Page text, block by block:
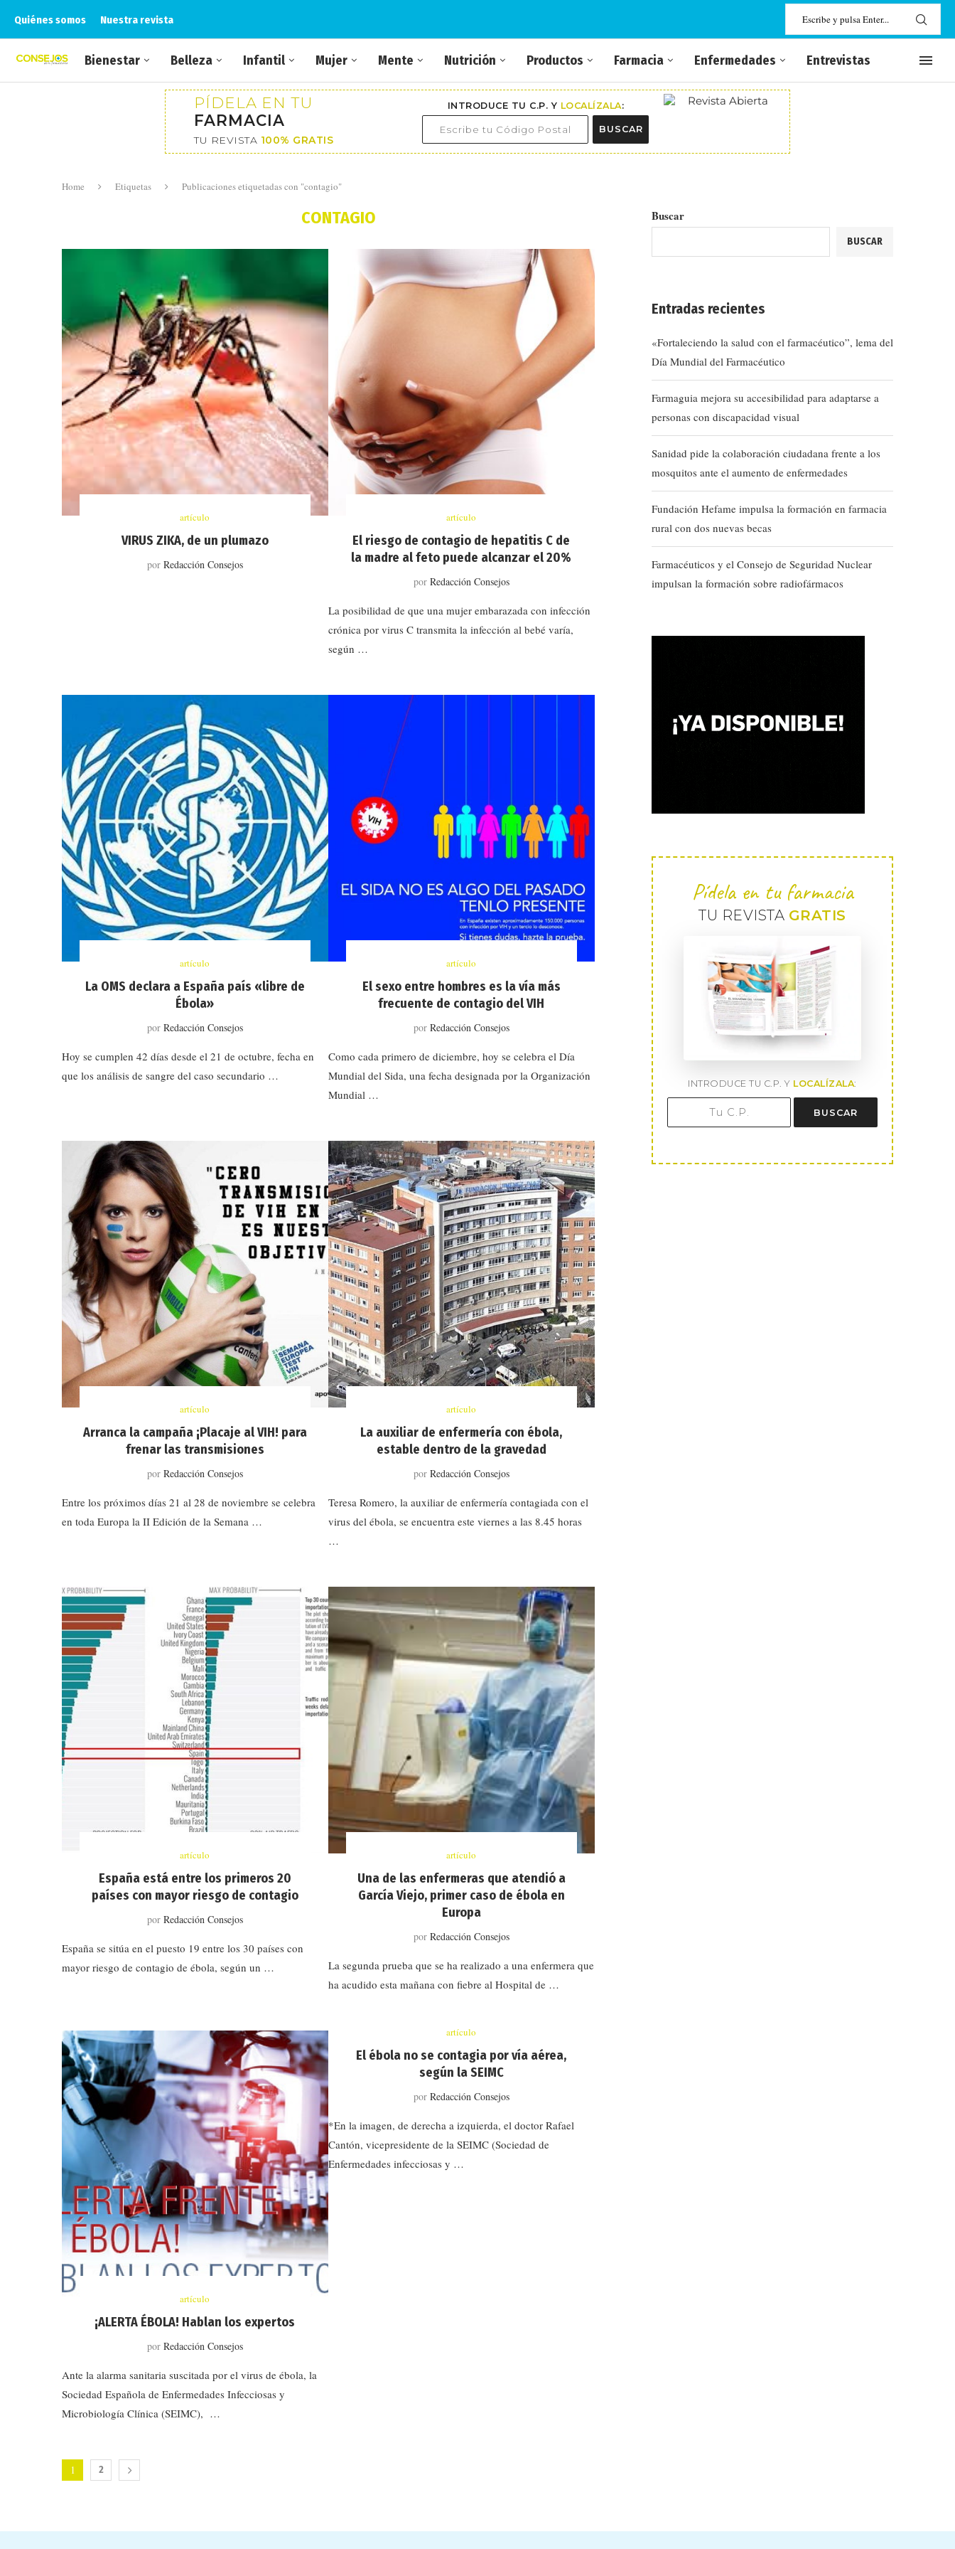
Quiénes somos Nuestra revista
Bienestar Belleza Infantil Mujer Mente Nutrición Productos Farmacia Enfermedades Entrevistas
PÍDELA EN TU
FARMACIA
TU REVISTA 100% GRATIS
INTRODUCE TU C.P. Y LOCALÍZALA:
BUSCAR
Home Etiquetas Publicaciones etiquetadas con "contagio"
CONTAGIO
artículo
VIRUS ZIKA, de un plumazo
por Redacción Consejos
artículo
El riesgo de contagio de hepatitis C de
la madre al feto puede alcanzar el 20%
por Redacción Consejos
La posibilidad de que una mujer embarazada con infección
crónica por virus C transmita la infección al bebé varía,
según …
artículo
La OMS declara a España país «libre de
Ébola»
por Redacción Consejos
Hoy se cumplen 42 días desde el 21 de octubre, fecha en
que los análisis de sangre del caso secundario …
artículo
El sexo entre hombres es la vía más
frecuente de contagio del VIH
por Redacción Consejos
Como cada primero de diciembre, hoy se celebra el Día
Mundial del Sida, una fecha designada por la Organización
Mundial …
artículo
Arranca la campaña ¡Placaje al VIH! para
frenar las transmisiones
por Redacción Consejos
Entre los próximos días 21 al 28 de noviembre se celebra
en toda Europa la II Edición de la Semana …
artículo
La auxiliar de enfermería con ébola,
estable dentro de la gravedad
por Redacción Consejos
Teresa Romero, la auxiliar de enfermería contagiada con el
virus del ébola, se encuentra este viernes a las 8.45 horas
…
artículo
España está entre los primeros 20
países con mayor riesgo de contagio
por Redacción Consejos
España se sitúa en el puesto 19 entre los 30 países con
mayor riesgo de contagio de ébola, según un …
artículo
Una de las enfermeras que atendió a
García Viejo, primer caso de ébola en
Europa
por Redacción Consejos
La segunda prueba que se ha realizado a una enfermera que
ha acudido esta mañana con fiebre al Hospital de …
artículo
¡ALERTA ÉBOLA! Hablan los expertos
por Redacción Consejos
Ante la alarma sanitaria suscitada por el virus de ébola, la
Sociedad Española de Enfermedades Infecciosas y
Microbiología Clínica (SEIMC), …
artículo
El ébola no se contagia por vía aérea,
según la SEIMC
por Redacción Consejos
*En la imagen, de derecha a izquierda, el doctor Rafael
Cantón, vicepresidente de la SEIMC (Sociedad de
Enfermedades infecciosas y …
1 2
Buscar
BUSCAR
Entradas recientes
«Fortaleciendo la salud con el farmacéutico”, lema del
Día Mundial del Farmacéutico
Farmaguia mejora su accesibilidad para adaptarse a
personas con discapacidad visual
Sanidad pide la colaboración ciudadana frente a los
mosquitos ante el aumento de enfermedades
Fundación Hefame impulsa la formación en farmacia
rural con dos nuevas becas
Farmacéuticos y el Consejo de Seguridad Nuclear
impulsan la formación sobre radiofármacos
Pídela en tu farmacia
TU REVISTA GRATIS
INTRODUCE TU C.P. Y LOCALÍZALA:
BUSCAR